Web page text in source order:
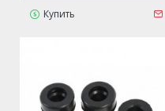
Купить